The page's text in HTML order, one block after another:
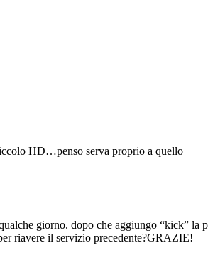
HD…penso serva proprio a quello
giorno. dopo che aggiungo “kick” la
riavere il servizio precedente?GRAZIE!